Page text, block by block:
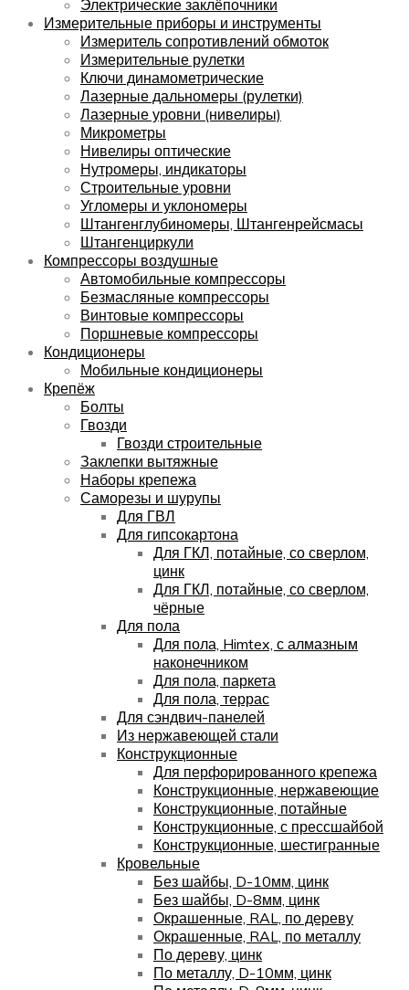
Электрические заклёпочники
Измерительные приборы и инструменты
Измеритель сопротивлений обмоток
Измерительные рулетки
Ключи динамометрические
Лазерные дальномеры (рулетки)
Лазерные уровни (нивелиры)
Микрометры
Нивелиры оптические
Нутромеры, индикаторы
Строительные уровни
Угломеры и уклономеры
Штангенглубиномеры, Штангенрейсмасы
Штангенциркули
Компрессоры воздушные
Автомобильные компрессоры
Безмасляные компрессоры
Винтовые компрессоры
Поршневые компрессоры
Кондиционеры
Мобильные кондиционеры
Крепёж
Болты
Гвозди
Гвозди строительные
Заклепки вытяжные
Наборы крепежа
Саморезы и шурупы
Для ГВЛ
Для гипсокартона
Для ГКЛ, потайные, со сверлом,
цинк
Для ГКЛ, потайные, со сверлом,
чёрные
Для пола
Для пола, Himtex, с алмазным
наконечником
Для пола, паркета
Для пола, террас
Для сэндвич-панелей
Из нержавеющей стали
Конструкционные
Для перфорированного крепежа
Конструкционные, нержавеющие
Конструкционные, потайные
Конструкционные, с прессшайбой
Конструкционные, шестигранные
Кровельные
Без шайбы, D-10мм, цинк
Без шайбы, D-8мм, цинк
Окрашенные, RAL, по дереву
Окрашенные, RAL, по металлу
По дереву, цинк
По металлу, D-10мм, цинк